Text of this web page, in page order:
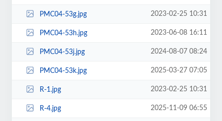
PMC04-53g.jpg 2023-02-25 10:31
PMC04-53h.jpg 2023-06-08 16:11
PMC04-53j.jpg 2024-08-07 08:24
PMC04-53k.jpg 2025-03-27 07:05
R-1.jpg 2023-02-25 10:31
R-4.jpg 2025-11-09 06:55